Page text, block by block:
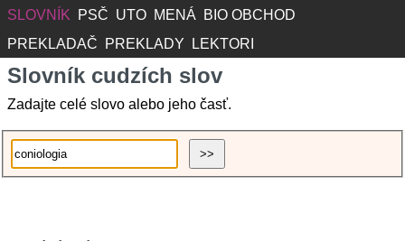
SLOVNÍK PSČ UTO MENÁ
BIO OBCHOD
PREKLADAČ
PREKLADY LEKTORI
Slovník cudzích slov
Zadajte celé slovo alebo jeho časť.